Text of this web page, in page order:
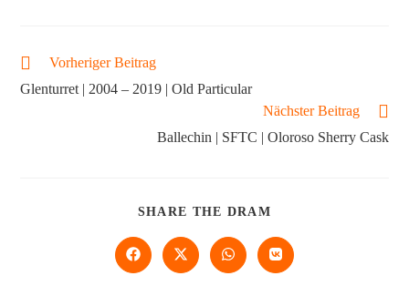
Vorheriger Beitrag
Glenturret | 2004 – 2019 | Old Particular
Nächster Beitrag
Ballechin | SFTC | Oloroso Sherry Cask
SHARE THE DRAM